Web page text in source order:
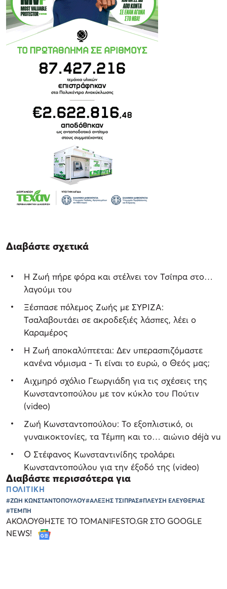
Διαβάστε σχετικά
Η Ζωή πήρε φόρα και στέλνει τον Τσίπρα στο…
λαγούμι του
Ξέσπασε πόλεμος Ζωής με ΣΥΡΙΖΑ:
Τσαλαβουτάει σε ακροδεξιές λάσπες, λέει ο
Καραμέρος
Η Ζωή αποκαλύπτεται: Δεν υπερασπιζόμαστε
κανένα νόμισμα - Τι είναι το ευρώ, ο Θεός μας;
Aιχμηρό σχόλιο Γεωργιάδη για τις σχέσεις της
Κωνσταντοπούλου με τον κύκλο του Πούτιν
(video)
Ζωή Κωνσταντοπούλου: Το εξοπλιστικό, οι
γυναικοκτονίες, τα Τέμπη και το… αιώνιο déjà vu
O Στέφανος Κωνσταντινίδης τρολάρει
Κωνσταντοπούλου για την έξοδό της (video)
Διαβάστε περισσότερα για
ΠΟΛΙΤΙΚΗ
#ΖΩΗ ΚΩΝΣΤΑΝΤΟΠΟΥΛΟΥ#ΑΛΕΞΗΣ ΤΣΙΠΡΑΣ#ΠΛΕΥΣΗ ΕΛΕΥΘΕΡΙΑΣ
#ΤΕΜΠΗ
ΑΚΟΛΟΥΘΗΣΤΕ ΤΟ TOMANIFESTO.GR ΣΤΟ GOOGLE
NEWS!